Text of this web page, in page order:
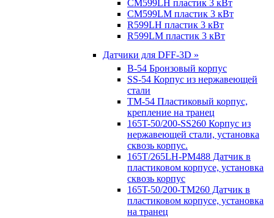
CM599LH пластик 3 кВт
CM599LM пластик 3 кВт
R599LH пластик 3 кВт
R599LM пластик 3 кВт
Датчики для DFF-3D »
B-54 Бронзовый корпус
SS-54 Корпус из нержавеющей
стали
TM-54 Пластиковый корпус,
крепление на транец
165T-50/200-SS260 Корпус из
нержавеющей стали, установка
сквозь корпус.
165T/265LH-PM488 Датчик в
пластиковом корпусе, установка
сквозь корпус
165T-50/200-TM260 Датчик в
пластиковом корпусе, установка
на транец